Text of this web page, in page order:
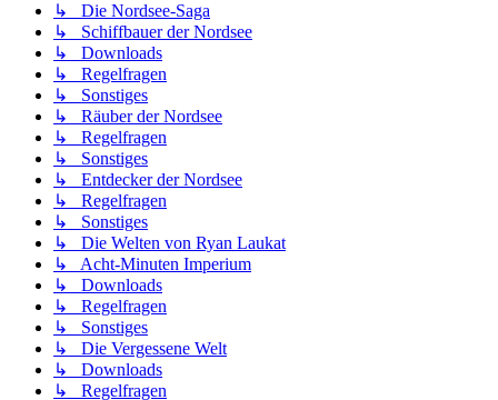
↳ Die Nordsee-Saga
↳ Schiffbauer der Nordsee
↳ Downloads
↳ Regelfragen
↳ Sonstiges
↳ Räuber der Nordsee
↳ Regelfragen
↳ Sonstiges
↳ Entdecker der Nordsee
↳ Regelfragen
↳ Sonstiges
↳ Die Welten von Ryan Laukat
↳ Acht-Minuten Imperium
↳ Downloads
↳ Regelfragen
↳ Sonstiges
↳ Die Vergessene Welt
↳ Downloads
↳ Regelfragen